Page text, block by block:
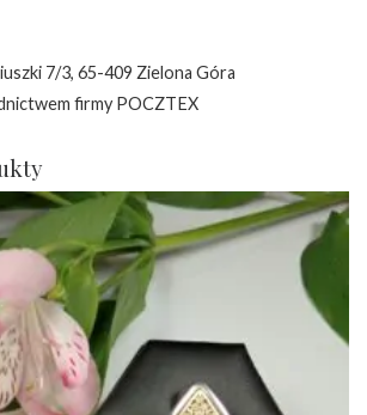
7/3, 65-409 Zielona Góra
firmy POCZTEX